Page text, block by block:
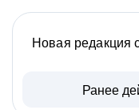
Новая редакция
Ранее